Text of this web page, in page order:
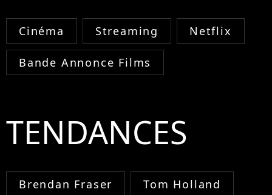
Cinéma Streaming Netflix
Bande Annonce Films
TENDANCES
Brendan Fraser Tom Holland